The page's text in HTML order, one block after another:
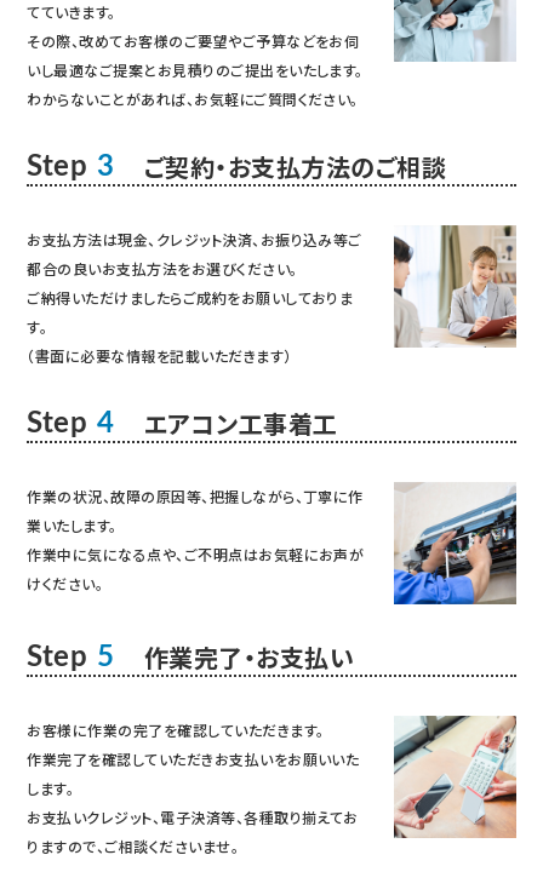
てていきます。
その際、改めてお客様のご要望やご予算などをお伺
いし最適なご提案とお見積りのご提出をいたします。
わからないことがあれば、お気軽にご質問ください。
Step 3 ご契約・お支払方法のご相談
お支払方法は現金、クレジット決済、お振り込み等ご
都合の良いお支払方法をお選びください。
ご納得いただけましたらご成約をお願いしておりま
す。
（書面に必要な情報を記載いただきます）
Step 4 エアコン工事着工
作業の状況、故障の原因等、把握しながら、丁寧に作
業いたします。
作業中に気になる点や、ご不明点はお気軽にお声が
けください。
Step 5 作業完了・お支払い
お客様に作業の完了を確認していただきます。
作業完了を確認していただきお支払いをお願いいた
します。
お支払いクレジット、電子決済等、各種取り揃えてお
りますので、ご相談くださいませ。